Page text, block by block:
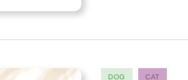
DOG CAT